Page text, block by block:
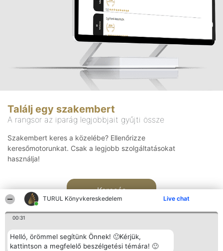
TURUL Könyvkereskedelem Live chat
00:31
Helló, örömmel segítünk Önnek! 🙂Kérjük,
kattintson a megfelelő beszélgetési témára! 🙂
Találj egy szakembert
A rangsor az iparág legjobbjait gyűjti össze
Szakembert keres a közelébe? Ellenőrizze
keresőmotorunkat. Csak a legjobb szolgáltatásokat
használja!
Keresés